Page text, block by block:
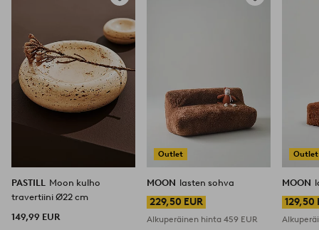
PASTILL
Moon kulho
travertiini Ø22 cm
149,99 EUR
Outlet
MOON lasten sohva
229,50 EUR
Alkuperäinen hinta459 EUR
Outlet
MOON
129,50